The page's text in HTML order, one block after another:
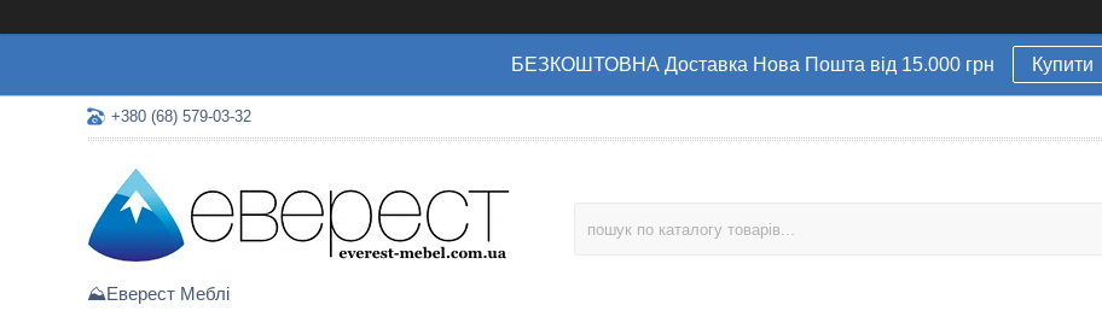
БЕЗКОШТОВНА Доставка Нова Пошта від 15.000 грн Купити
+380 (68) 579-03-32
⛰️Еверест Меблі